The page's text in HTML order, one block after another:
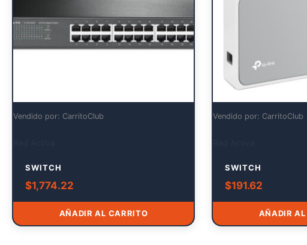
Vendido por: CarritoClub
SWITCH
$1,774.22
AÑADIR AL CARRITO
Vendido por: CarritoClub
SWITCH
$191.62
AÑADIR